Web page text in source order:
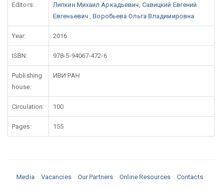
Editors: Липкин Михаил Аркадьевич Савицкий Евгений
Евгеньевич
,Воробьева Ольга Владимировна
Year: 2016
ISBN: 978-5-94067-472-6
Publishing
house:
ИВИ РАН
Circulation: 100
Pages: 155
Media Vacancies Our Partners Online Resources Contacts